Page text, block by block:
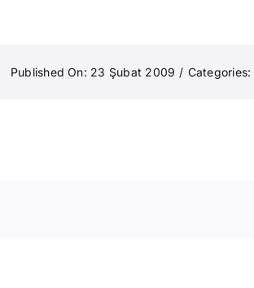
Published On: 23 Şubat 2009 / Categories: